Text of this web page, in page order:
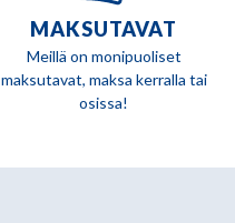
MAKSUTAVAT
Meillä on monipuoliset
maksutavat, maksa kerralla tai
osissa!